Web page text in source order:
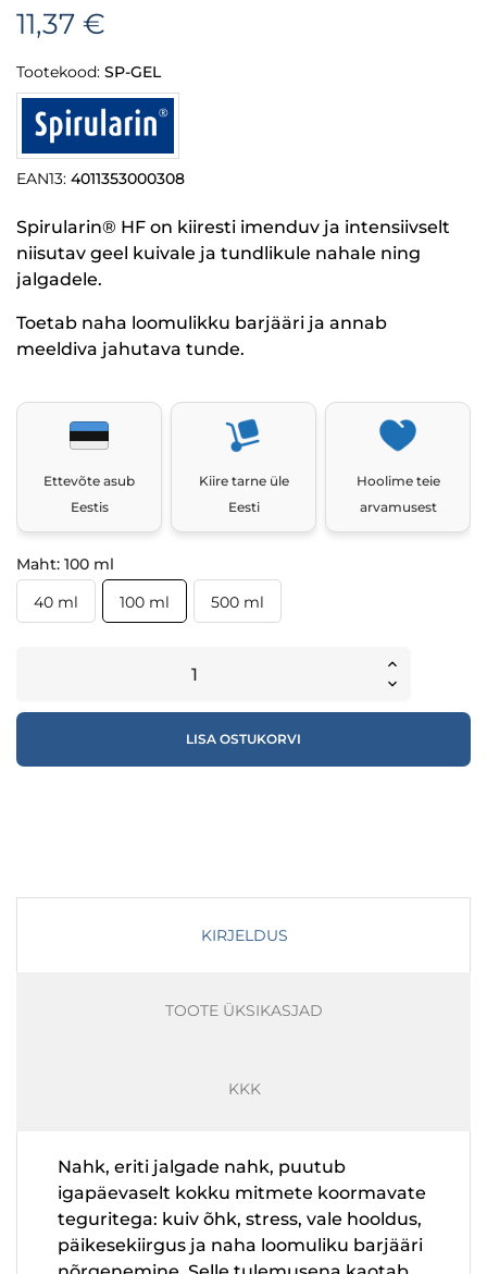
11,37 €
Tootekood: SP-GEL
EAN13: 4011353000308
Spirularin® HF on kiiresti imenduv ja intensiivselt
niisutav geel kuivale ja tundlikule nahale ning
jalgadele.
Toetab naha loomulikku barjääri ja annab
meeldiva jahutava tunde.
Ettevõte asub
Eestis
Kiire tarne üle
Eesti
Hoolime teie
arvamusest
Maht: 100 ml
40 ml
100 ml 500 ml
LISA OSTUKORVI
KIRJELDUS
TOOTE ÜKSIKASJAD
KKK
Nahk, eriti jalgade nahk, puutub
igapäevaselt kokku mitmete koormavate
teguritega: kuiv õhk, stress, vale hooldus,
päikesekiirgus ja naha loomuliku barjääri